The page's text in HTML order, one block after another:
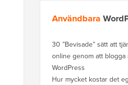
Användbara
30 ”Bevisade” sätt att
online genom att blogga
WordPress
Hur mycket kostar det